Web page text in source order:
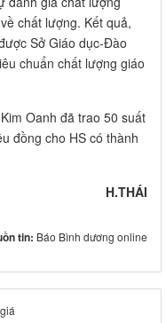
chất lượng. Kết quả,
Sở Giáo dục-Đào
chuẩn chất lượng giáo
Oanh đã trao 50 suất
đồng cho HS có thành
H.THÁI
tin: Báo Bình dương online